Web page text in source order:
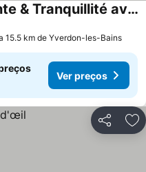
Besoin d'un séjour Détente & Tranquillité avec une vue panoramique ?
15.5 km de Yverdon-les-Bains
Ver preços
Partilhar